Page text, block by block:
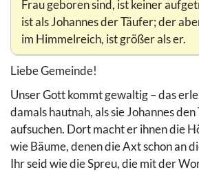
Frau geboren sind, ist keiner
ist als Johannes der Täufer; der
im Himmelreich, ist größer als er.
Liebe Gemeinde!
Unser Gott kommt gewaltig – das
damals hautnah, als sie Johannes
aufsuchen. Dort macht er ihnen die
wie Bäume, denen die Axt schon an
Ihr seid wie die Spreu, die mit der